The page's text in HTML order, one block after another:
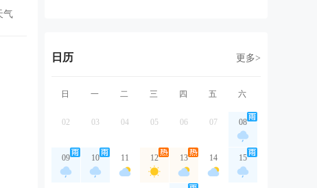
气
日历 更多>
日 一 二 三 四 五 六
02 03 04 05 06 07 08
09 10 11 12 13 14 15